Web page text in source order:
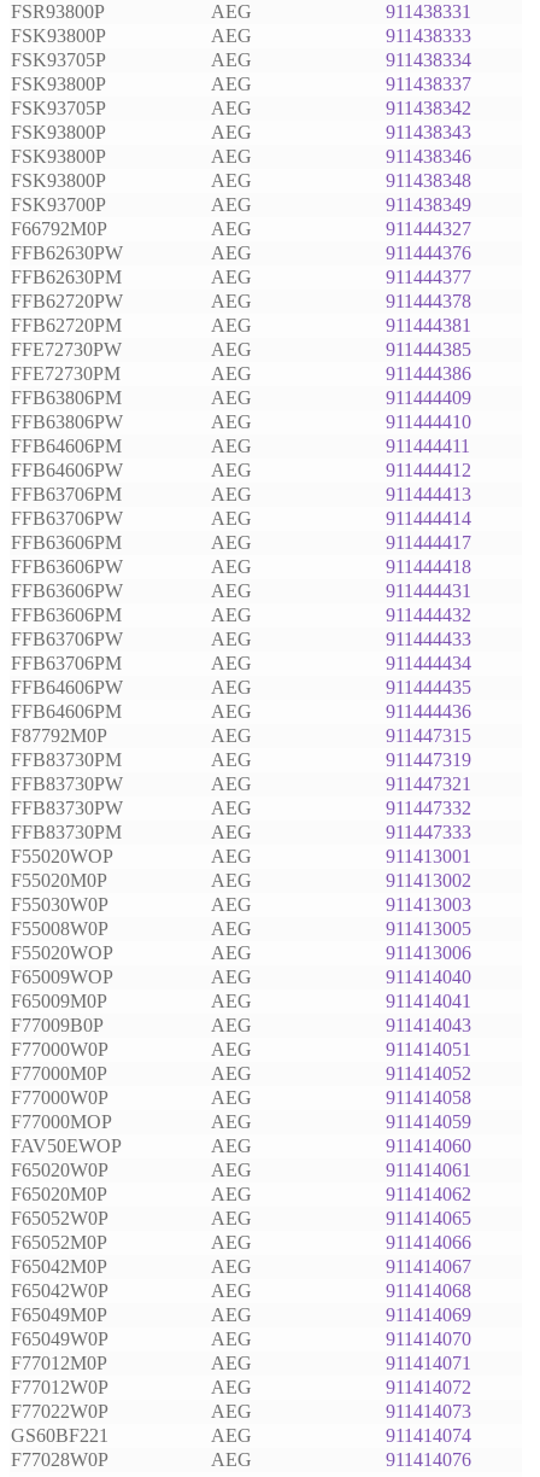
FSR93800P
AEG
911438331
FSK93800P
AEG
911438333
FSK93705P
AEG
911438334
FSK93800P
AEG
911438337
FSK93705P
AEG
911438342
FSK93800P
AEG
911438343
FSK93800P
AEG
911438346
FSK93800P
AEG
911438348
FSK93700P
AEG
911438349
F66792M0P
AEG
911444327
FFB62630PW
AEG
911444376
FFB62630PM
AEG
911444377
FFB62720PW
AEG
911444378
FFB62720PM
AEG
911444381
FFE72730PW
AEG
911444385
FFE72730PM
AEG
911444386
FFB63806PM
AEG
911444409
FFB63806PW
AEG
911444410
FFB64606PM
AEG
911444411
FFB64606PW
AEG
911444412
FFB63706PM
AEG
911444413
FFB63706PW
AEG
911444414
FFB63606PM
AEG
911444417
FFB63606PW
AEG
911444418
FFB63606PW
AEG
911444431
FFB63606PM
AEG
911444432
FFB63706PW
AEG
911444433
FFB63706PM
AEG
911444434
FFB64606PW
AEG
911444435
FFB64606PM
AEG
911444436
F87792M0P
AEG
911447315
FFB83730PM
AEG
911447319
FFB83730PW
AEG
911447321
FFB83730PW
AEG
911447332
FFB83730PM
AEG
911447333
F55020WOP
AEG
911413001
F55020M0P
AEG
911413002
F55030W0P
AEG
911413003
F55008W0P
AEG
911413005
F55020WOP
AEG
911413006
F65009WOP
AEG
911414040
F65009M0P
AEG
911414041
F77009B0P
AEG
911414043
F77000W0P
AEG
911414051
F77000M0P
AEG
911414052
F77000W0P
AEG
911414058
F77000MOP
AEG
911414059
FAV50EWOP
AEG
911414060
F65020W0P
AEG
911414061
F65020M0P
AEG
911414062
F65052W0P
AEG
911414065
F65052M0P
AEG
911414066
F65042M0P
AEG
911414067
F65042W0P
AEG
911414068
F65049M0P
AEG
911414069
F65049W0P
AEG
911414070
F77012M0P
AEG
911414071
F77012W0P
AEG
911414072
F77022W0P
AEG
911414073
GS60BF221
AEG
911414074
F77028W0P
AEG
911414076